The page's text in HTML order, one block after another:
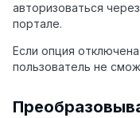
авторизоваться
портале.
Если опция
пользователь не